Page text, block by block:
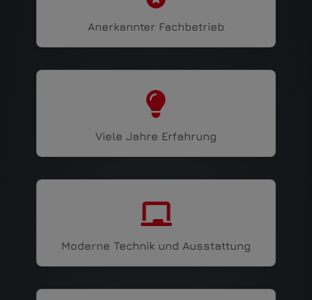
Anerkannter Fachbetrieb
Viele Jahre Erfahrung
Moderne Technik und Ausstattung